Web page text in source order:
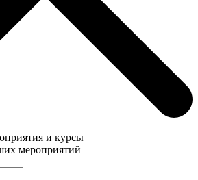
и курсы
мероприятий